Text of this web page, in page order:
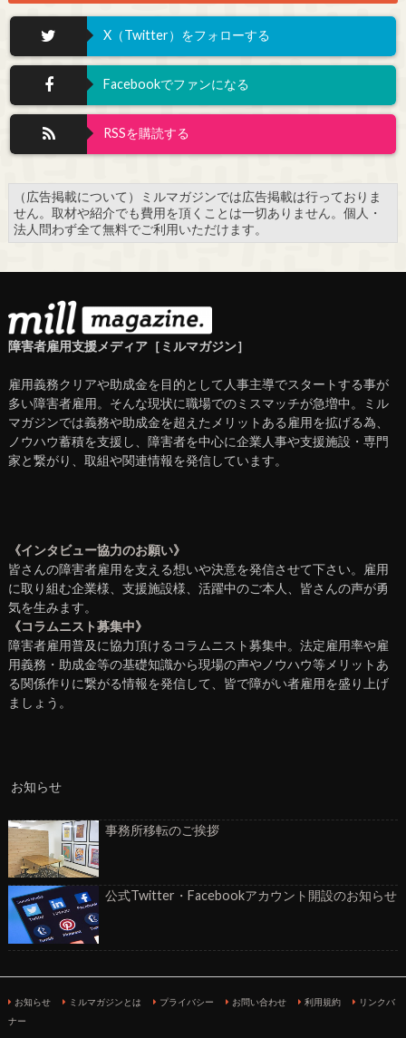
X（Twitter）をフォローする
Facebookでファンになる
RSSを購読する
（広告掲載について）ミルマガジンでは広告掲載は行っておりま
せん。取材や紹介でも費用を頂くことは一切ありません。個人・
法人問わず全て無料でご利用いただけます。
障害者雇用支援メディア［ミルマガジン］
雇用義務クリアや助成金を目的として人事主導でスタートする事が
多い障害者雇用。そんな現状に職場でのミスマッチが急増中。ミル
マガジンでは義務や助成金を超えたメリットある雇用を拡げる為、
ノウハウ蓄積を支援し、障害者を中心に企業人事や支援施設・専門
家と繋がり、取組や関連情報を発信しています。
《インタビュー協力のお願い》
皆さんの障害者雇用を支える想いや決意を発信させて下さい。雇用
に取り組む企業様、支援施設様、活躍中のご本人、皆さんの声が勇
気を生みます。
《コラムニスト募集中》
障害者雇用普及に協力頂けるコラムニスト募集中。法定雇用率や雇
用義務・助成金等の基礎知識から現場の声やノウハウ等メリットあ
る関係作りに繋がる情報を発信して、皆で障がい者雇用を盛り上げ
ましょう。
お知らせ
事務所移転のご挨拶
公式Twitter・Facebookアカウント開設のお知らせ
お知らせ ミルマガジンとは プライバシー お問い合わせ 利用規約
リンクバ
ナー